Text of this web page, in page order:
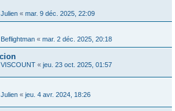
Julien « mar. 9 déc. 2025, 22:09
Beflightman « mar. 2 déc. 2025, 20:18
VISCOUNT « jeu. 23 oct. 2025, 01:57
Julien « jeu. 4 avr. 2024, 18:26